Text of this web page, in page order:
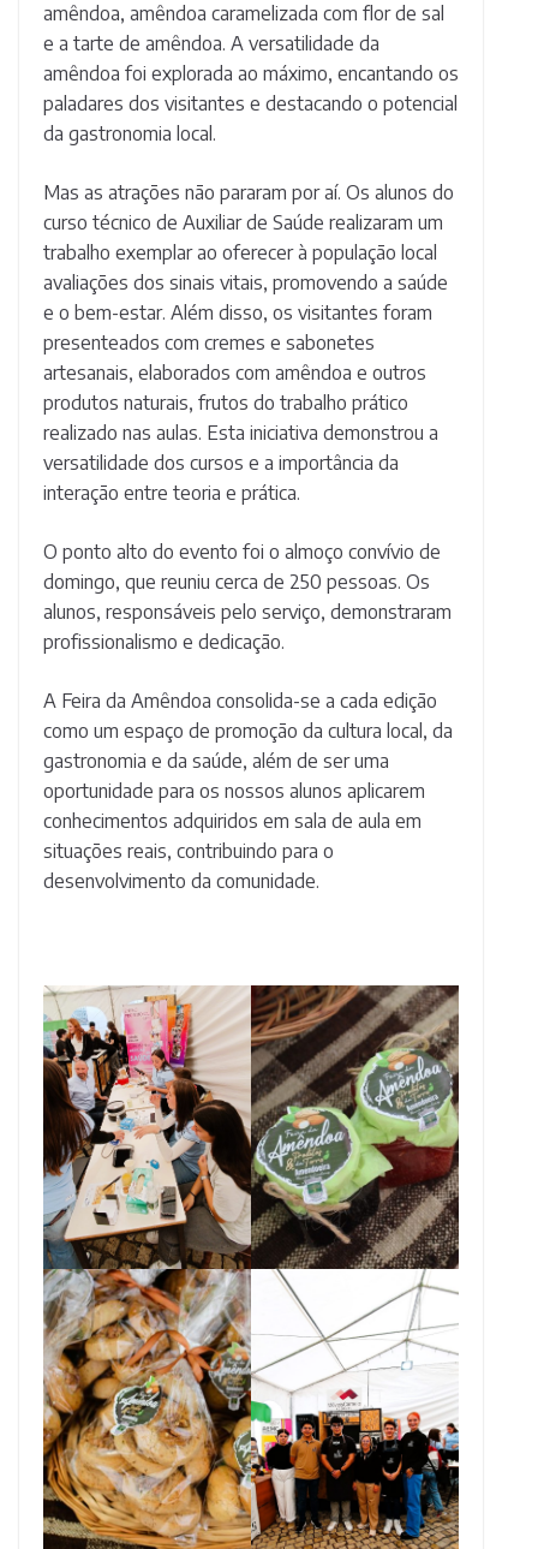
amêndoa, amêndoa caramelizada com flor de sal
e a tarte de amêndoa. A versatilidade da
amêndoa foi explorada ao máximo, encantando os
paladares dos visitantes e destacando o potencial
da gastronomia local.
Mas as atrações não pararam por aí. Os alunos do
curso técnico de Auxiliar de Saúde realizaram um
trabalho exemplar ao oferecer à população local
avaliações dos sinais vitais, promovendo a saúde
e o bem-estar. Além disso, os visitantes foram
presenteados com cremes e sabonetes
artesanais, elaborados com amêndoa e outros
produtos naturais, frutos do trabalho prático
realizado nas aulas. Esta iniciativa demonstrou a
versatilidade dos cursos e a importância da
interação entre teoria e prática.
O ponto alto do evento foi o almoço convívio de
domingo, que reuniu cerca de 250 pessoas. Os
alunos, responsáveis pelo serviço, demonstraram
profissionalismo e dedicação.
A Feira da Amêndoa consolida-se a cada edição
como um espaço de promoção da cultura local, da
gastronomia e da saúde, além de ser uma
oportunidade para os nossos alunos aplicarem
conhecimentos adquiridos em sala de aula em
situações reais, contribuindo para o
desenvolvimento da comunidade.